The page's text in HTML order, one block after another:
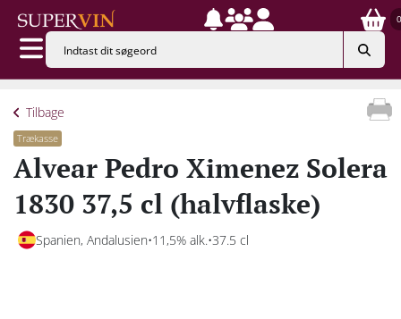
0
Tilbage
Trækasse
Alvear Pedro Ximenez Solera
1830 37,5 cl (halvflaske)
Spanien, Andalusien 11,5% alk. 37.5 cl